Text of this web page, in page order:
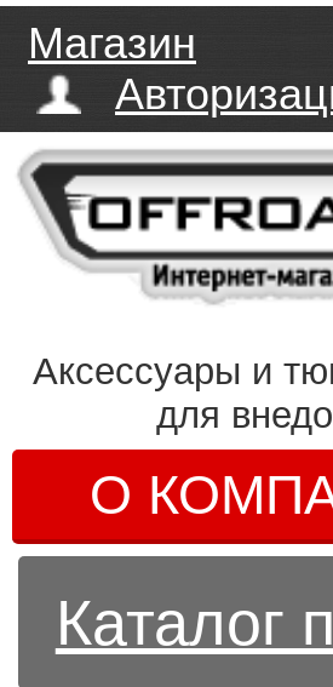
Магазин
Аксессуары и
для
О
Каталог